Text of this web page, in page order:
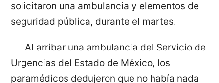
solicitaron una ambulancia y elementos de
seguridad pública, durante el martes.
Al arribar una ambulancia del Servicio de
Urgencias del Estado de México, los
paramédicos dedujeron que no había nada